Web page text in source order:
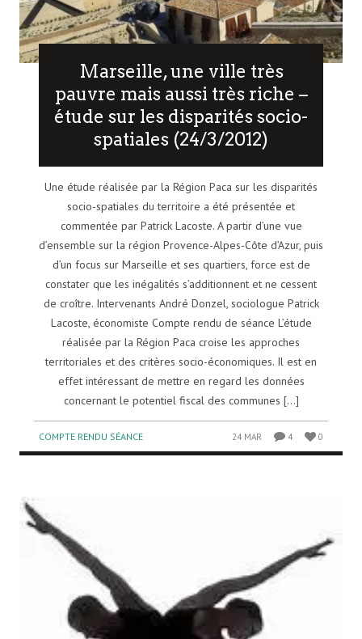
Marseille, une ville très
pauvre mais aussi très riche –
étude sur les disparités socio-
spatiales (24/3/2012)
Une étude réalisée par la Région Paca sur les disparités
socio-spatiales du territoire a été présentée et
commentée par Patrick Lacoste. A partir d’une vue
d’ensemble sur la région Provence-Alpes-Côte d’Azur, puis
d’un focus sur Marseille et ses quartiers, force est de
constater que les inégalités s’additionnent et ne cessent
de croître. Intervenants André Donzel, sociologue Patrick
Lacoste, économiste Compte rendu de séance L’étude
réalisée par la Région Paca croise les approches
territoriales et des critères socio-économiques. Il est en
effet intéressant de mettre en regard les données
concernant le potentiel fiscal des communes [...]
COMPTE RENDU SÉANCE 24 MAR 4 0